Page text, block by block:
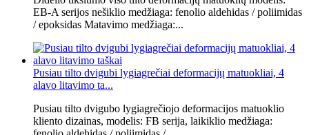
EB-A serijos nešiklio medžiaga: fenolio aldehidas / poliimidas
/ epoksidas Matavimo medžiaga:...
Pusiau tilto dvigubi lygiagrečiai deformacijų matuokliai, 4
alavo litavimo ta...
Pusiau tilto dvigubo lygiagrečiojo deformacijos matuoklio
kliento dizainas, modelis: FB serija, laikiklio medžiaga: